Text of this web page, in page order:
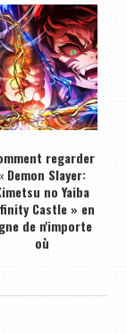
regarder
Demon Slayer:
no Yaiba
Castle » en
de n'importe
où